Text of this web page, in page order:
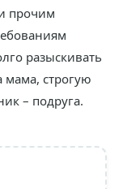
прочим
разыскивать
строгую
– подруга.